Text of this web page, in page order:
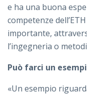
e ha una buona
competenze
importante,
l’ingegneria o
Può farci un
«Un esempio